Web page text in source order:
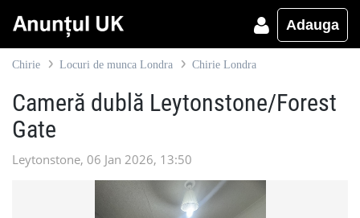
Adauga
Chirie Locuri de munca Londra Chirie Londra
Cameră dublă Leytonstone/Forest
Gate
Leytonstone, 06 Jan 2026, 13:50